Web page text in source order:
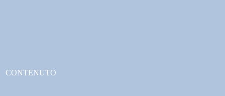
CONTENUTO